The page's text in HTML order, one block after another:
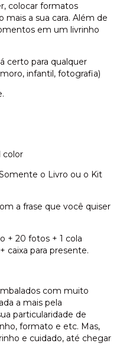
colocar formatos
a sua cara. Além de
em um livrinho
certo para qualquer
infantil, fotografia)
color
o Livro ou o Kit
a frase que você quiser
+ 20 fotos + 1 cola
caixa para presente.
com muito
a mais pela
particularidade de
formato e etc. Mas,
e cuidado, até chegar